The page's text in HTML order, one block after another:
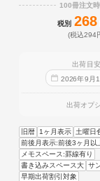
100冊注文
税別 268
(税込294
出荷目安
2026年9 月
出荷オプ
旧暦 1ヶ月表示 土曜日
前後月表示:前後3ヶ月以
メモスペース:罫線有り
書き込みスペース大 サ
早期出荷割引対象